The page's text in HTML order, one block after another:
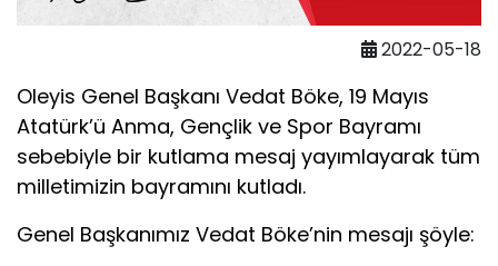
2022-05-18
Oleyis Genel Başkanı Vedat Böke, 19 Mayıs
Atatürk’ü Anma, Gençlik ve Spor Bayramı
sebebiyle bir kutlama mesaj yayımlayarak tüm
milletimizin bayramını kutladı.
Genel Başkanımız Vedat Böke’nin mesajı şöyle: